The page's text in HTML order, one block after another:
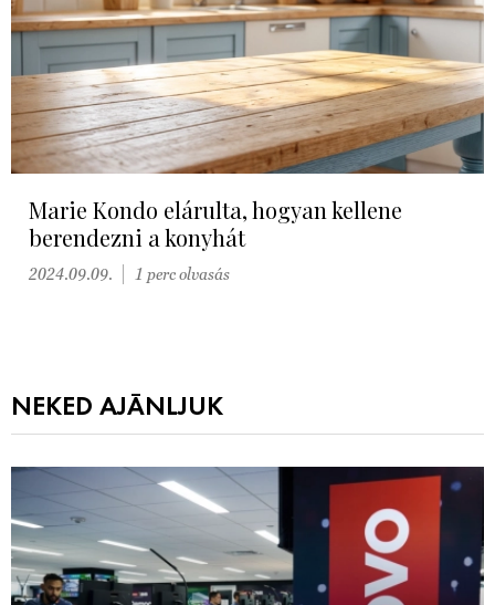
Marie Kondo elárulta, hogyan kellene
berendezni a konyhát
2024.09.09. 1 perc olvasás
NEKED AJÁNLJUK